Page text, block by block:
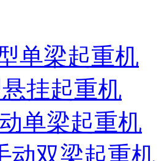
单梁起重机
挂起重机
单梁起重机
动双梁起重机